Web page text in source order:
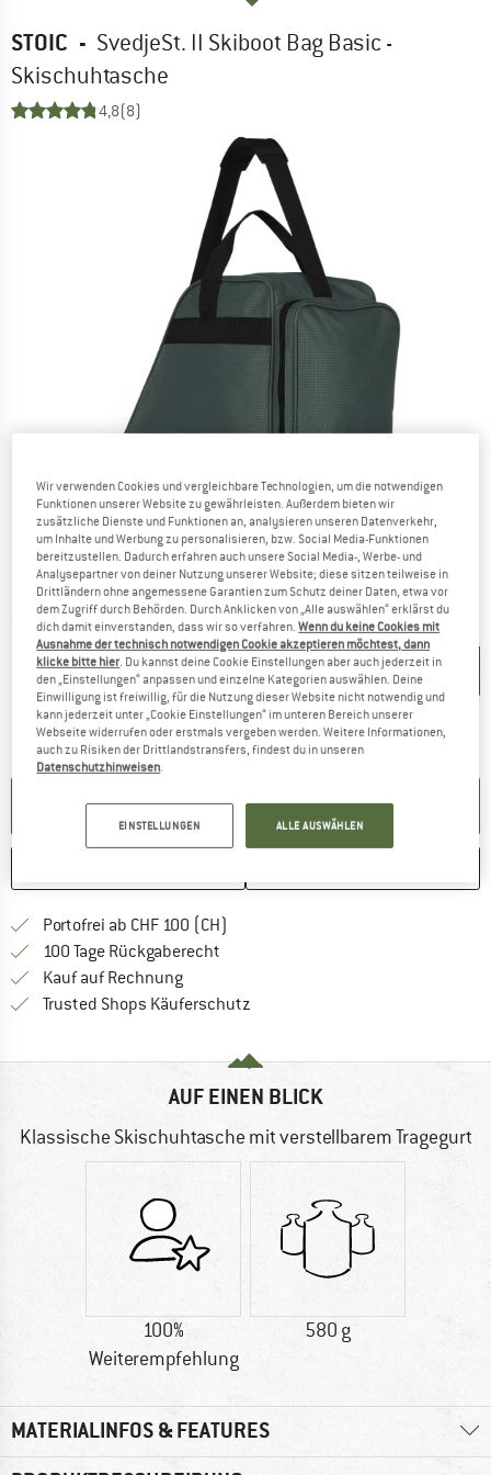
STOIC - SvedjeSt. II Skiboot Bag Basic -
Skischuhtasche
4,8(8)
Detailansichten
NICHT MEHR LIEFERBAR
Portofrei ab CHF 100 (CH)
100 Tage Rückgaberecht
Kauf auf RechnungFinde die Zahlungs-Infos hier! Öffnet
Trusted Shops Käuferschutz
AUF EINEN BLICK
Klassische Skischuhtasche mit verstellbarem Tragegurt
100%
Weiterempfehlung
580 g
MATERIALINFOS & FEATURES
Wir verwenden Cookies und vergleichbare Technologien, um die notwendigen
Funktionen unserer Website zu gewährleisten. Außerdem bieten wir
zusätzliche Dienste und Funktionen an, analysieren unseren Datenverkehr,
um Inhalte und Werbung zu personalisieren, bzw. Social Media-Funktionen
bereitzustellen. Dadurch erfahren auch unsere Social Media-, Werbe- und
Analysepartner von deiner Nutzung unserer Website; diese sitzen teilweise in
Drittländern ohne angemessene Garantien zum Schutz deiner Daten, etwa vor
dem Zugriff durch Behörden. Durch Anklicken von „Alle auswählen“ erklärst du
dich damit einverstanden, dass wir so verfahren.Wenn du keine Cookies mit
Ausnahme der technisch notwendigen Cookie akzeptieren möchtest, dann
klicke bitte hier . Du kannst deine Cookie Einstellungen aber auch jederzeit in
den „Einstellungen“ anpassen und einzelne Kategorien auswählen. Deine
Einwilligung ist freiwillig, für die Nutzung dieser Website nicht notwendig und
kann jederzeit unter „Cookie Einstellungen“ im unteren Bereich unserer
Webseite widerrufen oder erstmals vergeben werden. Weitere Informationen,
auch zu Risiken der Drittlandstransfers, findest du in unseren
Datenschutzhinweisen
EINSTELLUNGEN ALLE AUSWÄHLEN